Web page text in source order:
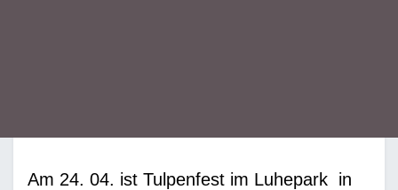
Am 24. 04. ist Tulpenfest im Luhepark in